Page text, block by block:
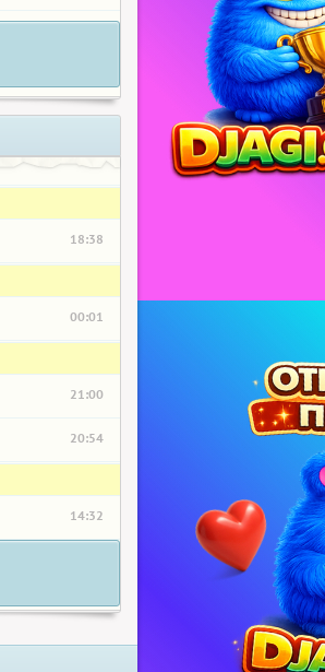
18:38
00:01
21:00
20:54
14:32